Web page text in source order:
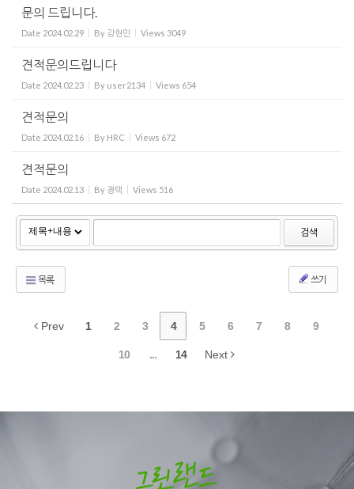
문의 드립니다.
Date 2024.02.29 By 강현민 Views 3049
견적문의드립니다
Date 2024.02.23 By user2134 Views 654
견적문의
Date 2024.02.16 By HRC Views 672
견적문의
Date 2024.02.13 By 경택 Views 516
검색
목록 쓰기
Prev 1 2 3 4 5 6 7 8 9
10 ... 14 Next